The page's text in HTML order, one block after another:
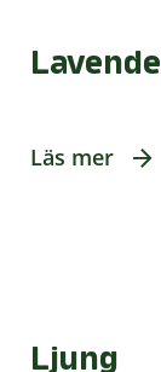
Lavendel
Läs mer
Ljung